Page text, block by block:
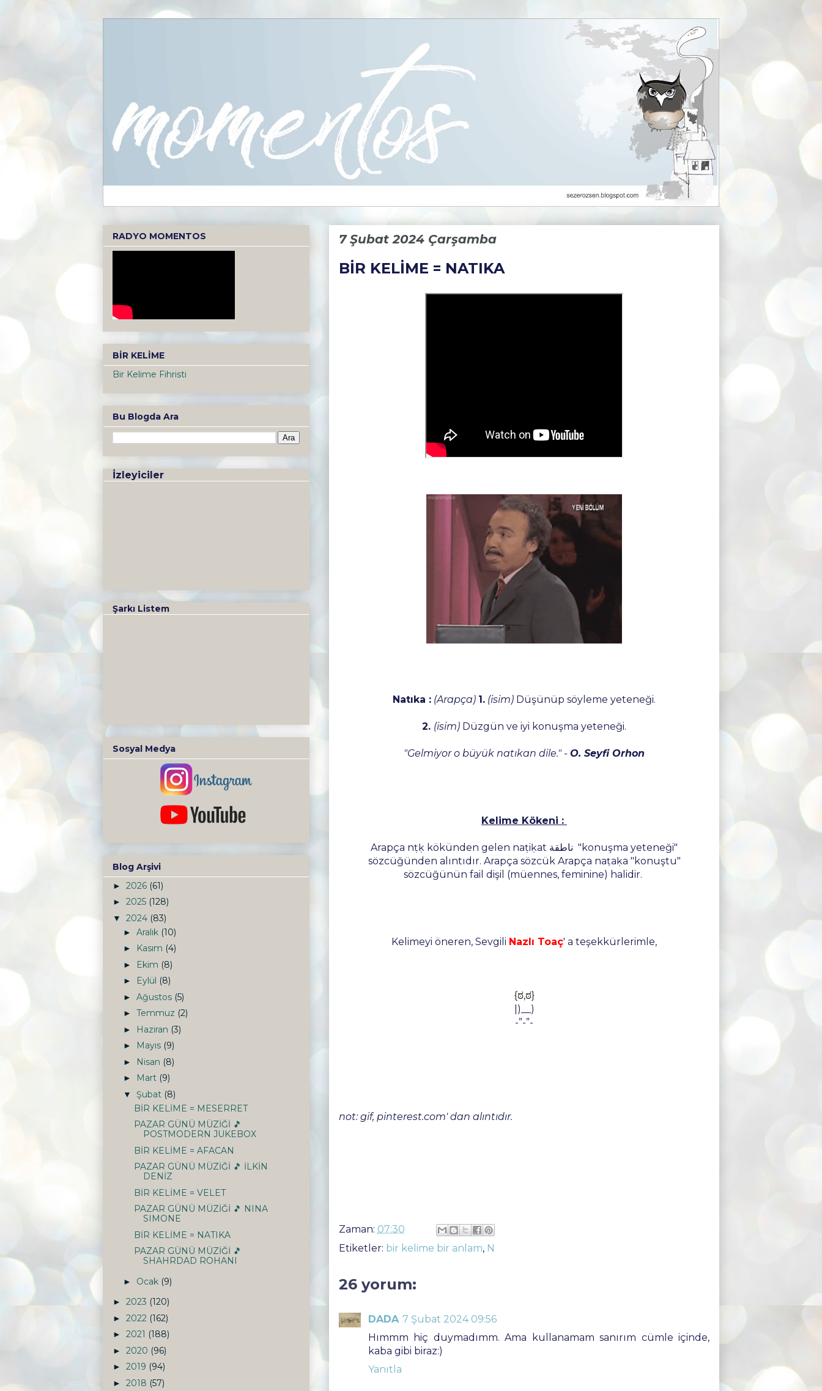
7 Şubat 2024 Çarşamba
BİR KELİME = NATIKA
Natıka : (Arapça) 1. (isim) Düşünüp söyleme yeteneği.
2. (isim) Düzgün ve iyi konuşma yeteneği.
"Gelmiyor o büyük natıkan dile." - O. Seyfi Orhon
Kelime Kökeni :
Arapça nṭḳ kökünden gelen naṭiḳat ناطقة "konuşma yeteneği"
sözcüğünden alıntıdır. Arapça sözcük Arapça naṭaḳa "konuştu"
sözcüğünün fail dişil (müennes, feminine) halidir.
Kelimeyi öneren, Sevgili Nazlı Toaç' a teşekkürlerimle,
{ಠ,ಠ}
|)__)
-”-”-
not: gif, pinterest.com' dan alıntıdır.
Zaman: 07:30
Etiketler: bir kelime bir anlam, N
26 yorum:
DADA 7 Şubat 2024 09:56
Hımmm hiç duymadımm. Ama kullanamam sanırım cümle içinde,
kaba gibi biraz:)
Yanıtla
RADYO MOMENTOS
BİR KELİME
Bir Kelime Fihristi
Bu Blogda Ara
İzleyiciler
Şarkı Listem
Sosyal Medya
Blog Arşivi
► 2026 (61)
► 2025 (128)
▼ 2024 (83)
► Aralık (10)
► Kasım (4)
► Ekim (8)
► Eylül (8)
► Ağustos (5)
► Temmuz (2)
► Haziran (3)
► Mayıs (9)
► Nisan (8)
► Mart (9)
▼ Şubat (8)
BİR KELİME = MESERRET
PAZAR GÜNÜ MÜZİĞİ 🎵
POSTMODERN JUKEBOX
BİR KELİME = AFACAN
PAZAR GÜNÜ MÜZİĞİ 🎵 İLKİN
DENİZ
BİR KELİME = VELET
PAZAR GÜNÜ MÜZİĞİ 🎵 NINA
SIMONE
BİR KELİME = NATIKA
PAZAR GÜNÜ MÜZİĞİ 🎵
SHAHRDAD ROHANI
► Ocak (9)
► 2023 (120)
► 2022 (162)
► 2021 (188)
► 2020 (96)
► 2019 (94)
► 2018 (57)